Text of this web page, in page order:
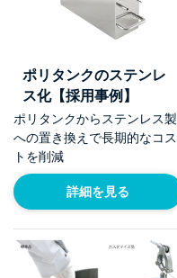
ポリタンクのステンレ
ス化【採用事例】
ポリタンクからステンレス製
への置き換えで長期的なコス
トを削減
詳細を見る